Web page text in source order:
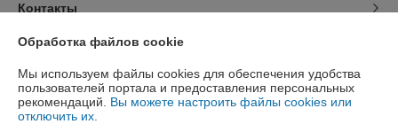
Контакты
Доставка и оплата
График работы
Обработка файлов cookie
Мы используем файлы cookies для обеспечения удобства
пользователей портала и предоставления персональных
рекомендаций. Вы можете настроить файлы cookies или
отключить их.